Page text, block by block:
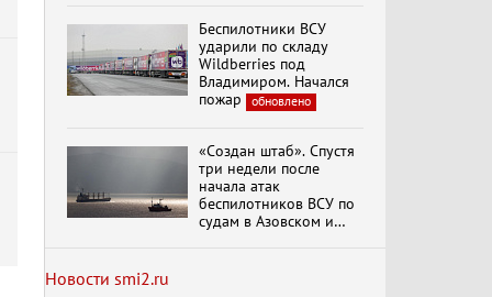
Г.А. Зюганова,
Председателя ЦК
КПРФ Руководителя
фракции КПРФ в
Государственной Думе
РФ (28.07.2026)
Документальный
фильм "Империализм и
Бить смелее!
В.Баранец, В.Дандыкин,
А.Матвийчук, К.Сивков
Степногорска
Беспилотники ВСУ
ударили по складу
Wildberries под
Владимиром. Начался
пожар
обновлено
«Создан штаб». Спустя
три недели после
начала атак
беспилотников ВСУ по
судам в Азовском и
Новости smi2.ru